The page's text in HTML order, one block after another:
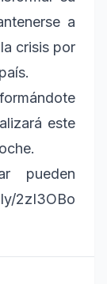
a
crisis por
este
pueden
2zI3OBo